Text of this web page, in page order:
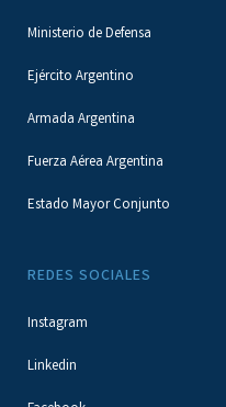
Ministerio de Defensa
Ejército Argentino
Armada Argentina
Fuerza Aérea Argentina
Estado Mayor Conjunto
REDES SOCIALES
Instagram
Linkedin